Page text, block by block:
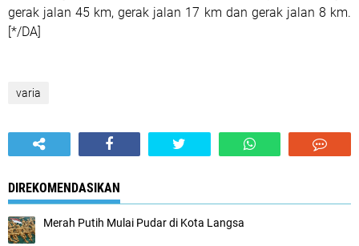
gerak jalan 45 km, gerak jalan 17 km dan gerak jalan 8 km.
[*/DA]
varia
DIREKOMENDASIKAN
Merah Putih Mulai Pudar di Kota Langsa